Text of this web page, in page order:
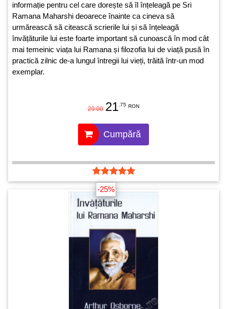
informație pentru cel care dorește să îl înțeleagă pe Sri
Ramana Maharshi deoarece înainte ca cineva să
urmărească să citească scrierile lui și să înțeleagă
învățăturile lui este foarte important să cunoască în mod cât
mai temeinic viața lui Ramana și filozofia lui de viață pusă în
practică zilnic de-a lungul întregii lui vieți, trăită într-un mod
exemplar.
29.00 21 .75 RON
Cumpără
-25%